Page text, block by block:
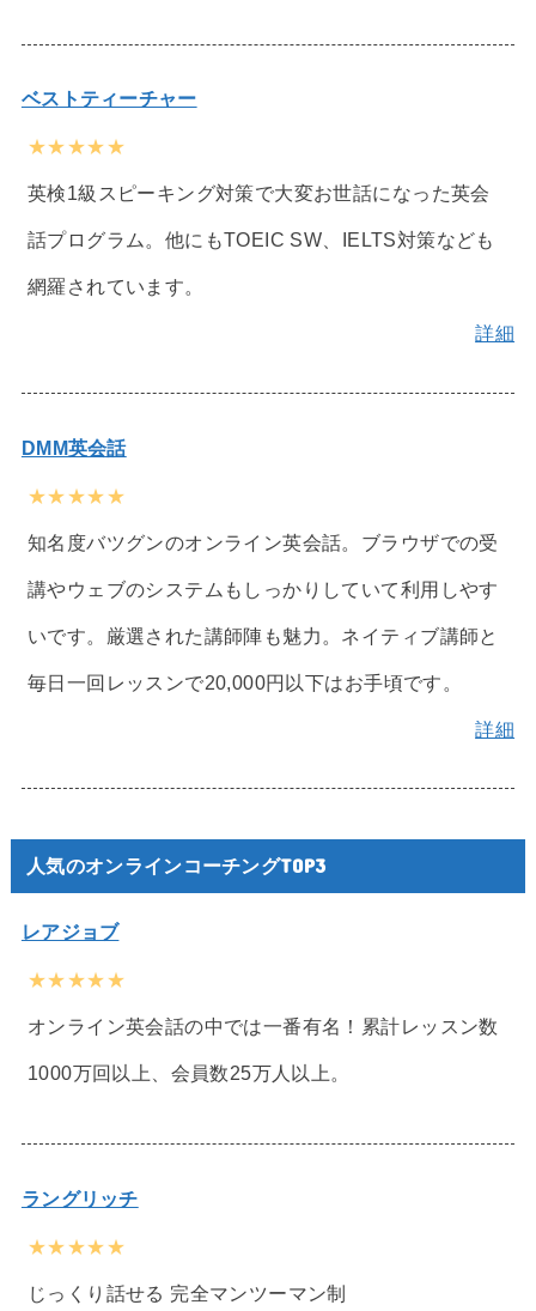
ベストティーチャー
★★★★★
英検1級スピーキング対策で大変お世話になった英会
話プログラム。他にもTOEIC SW、IELTS対策なども
網羅されています。
詳細
DMM英会話
★★★★★
知名度バツグンのオンライン英会話。ブラウザでの受
講やウェブのシステムもしっかりしていて利用しやす
いです。厳選された講師陣も魅力。ネイティブ講師と
毎日一回レッスンで20,000円以下はお手頃です。
詳細
人気のオンラインコーチングTOP3
レアジョブ
★★★★★
オンライン英会話の中では一番有名！累計レッスン数
1000万回以上、会員数25万人以上。
ラングリッチ
★★★★★
じっくり話せる 完全マンツーマン制